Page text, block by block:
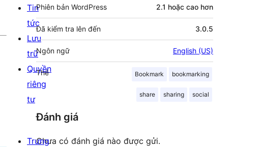
Phiên bản WordPress 2.1 hoặc cao hơn
Đã kiểm tra lên đến 3.0.5
Ngôn ngữ English (US)
Thẻ Bookmark bookmarking
share sharing social
Đánh giá
Chưa có đánh giá nào được gửi.
Tin
tức
Lưu
trữ
Quyền
riêng
tư
Trưng